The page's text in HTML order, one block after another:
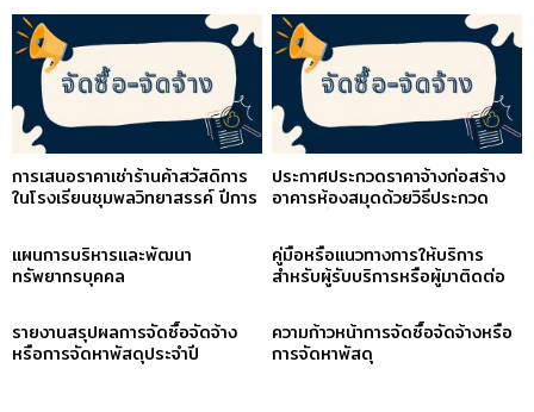
การเสนอราคาเช่าร้านค้าสวัสดิการ
ในโรงเรียนชุมพลวิทยาสรรค์ ปีการ
ประกาศประกวดราคาจ้างก่อสร้าง
อาคารห้องสมุดด้วยวิธีประกวด
bidding)
แผนการบริหารและพัฒนา
ทรัพยากรบุคคล
คู่มือหรือแนวทางการให้บริการ
สำหรับผู้รับบริการหรือผู้มาติดต่อ
รายงานสรุปผลการจัดซื้อจัดจ้าง
หรือการจัดหาพัสดุประจำปี
ความก้าวหน้าการจัดซื้อจัดจ้างหรือ
การจัดหาพัสดุ